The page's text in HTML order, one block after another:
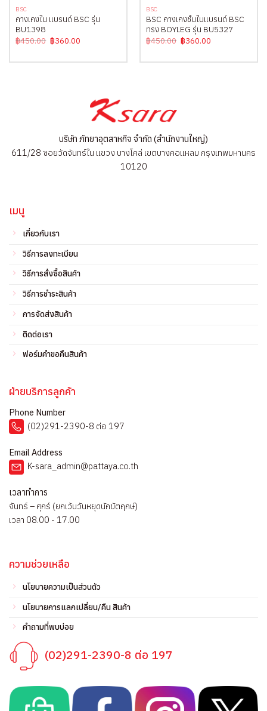
BSC
กางเกงใน แบรนด์ BSC รุ่น
BU1398
฿450.00 Original
price
฿450.00.
฿360.00
฿360.00.
BSC
BSC กางเกงชั้นในแบรนด์ BSC
ทรง BOYLEG รุ่น BU5327
฿450.00 Original
price
฿450.00.
฿360.00
฿360.00.
บริษัท ภัทยาอุตสาหกิจ จำกัด (สำนักงานใหญ่)
611/28 ซอยวัดจันทร์ใน แขวง บางโคล่ เขตบางคอแหลม กรุงเทพมหานคร
10120
เมนู
เกี่ยวกับเรา
วิธีการลงทะเบียน
วิธีการสั่งซื้อสินค้า
วิธีการชำระสินค้า
การจัดส่งสินค้า
ติดต่อเรา
ฟอร์มคำขอคืนสินค้า
ฝ่ายบริการลูกค้า
Phone Number
(02)291-2390-8 ต่อ 197
Email Address
K-sara_admin@pattaya.co.th
เวลาทำการ
จันทร์ – ศุกร์ (ยกเว้นวันหยุดนักขัตฤกษ์)
เวลา 08.00 - 17.00
ความช่วยเหลือ
นโยบายความเป็นส่วนตัว
นโยบายการแลกเปลี่ยน/คืน สินค้า
คำถามที่พบบ่อย
(02)291-2390-8 ต่อ 197